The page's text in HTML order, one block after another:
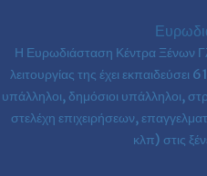
Η Ευρωδιάσταση Κέντρα Ξένων
λειτουργίας της έχει εκπαιδεύσει
υπάλληλοι, δημόσιοι υπάλληλοι,
στελέχη επιχειρήσεων,
κλπ) στις